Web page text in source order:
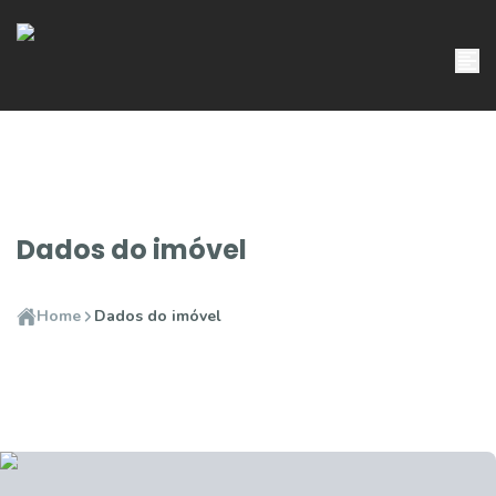
Dados do imóvel
Home Dados do imóvel